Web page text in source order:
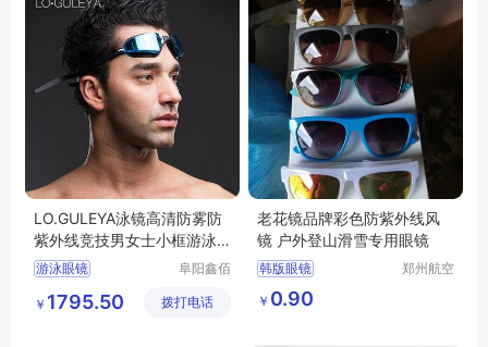
LO.GULEYA泳镜高清防雾防
紫外线竞技男女士小框游泳
眼镜潜水装备
游泳眼镜
游泳眼镜厂家直销
阜阳鑫佰
限公司
￥ 1795.50 拨打电话
老花镜品牌彩色防紫外线风
镜 户外登山滑雪专用眼镜
韩版眼镜
防紫外线镜风镜
男女潮流眼镜
郑州航空
￥ 0.90